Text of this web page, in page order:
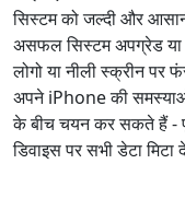
सिस्टम को जल्दी और
असफल सिस्टम अपग्रेड या
लोगो या नीली स्क्रीन पर
अपने iPhone की
के बीच चयन कर सकते हैं -
डिवाइस पर सभी डेटा मिटा